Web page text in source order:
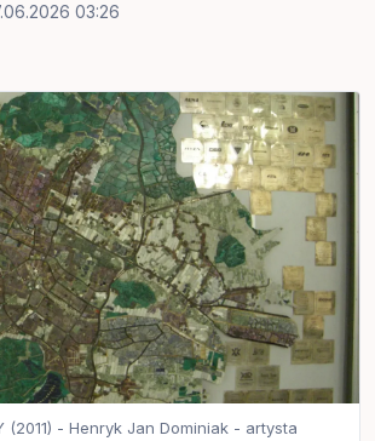
03:26
(2011) - Henryk Jan Dominiak - artysta